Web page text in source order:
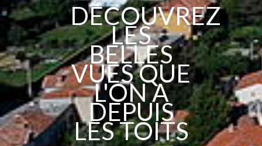
DÉCOUVREZ
LES
BELLES
VUES QUE
L'ON A
DEPUIS
LES TOITS